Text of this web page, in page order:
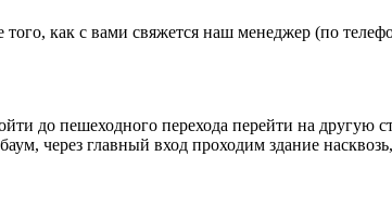
как с вами свяжется наш менеджер (по
до пешеходного перехода перейти на другую
через главный вход проходим здание